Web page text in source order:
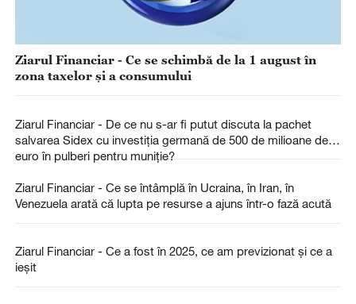
Ziarul Financiar - Ce se schimbă de la 1 august în
zona taxelor şi a consumului
Ziarul Financiar - De ce nu s-ar fi putut discuta la pachet
salvarea Sidex cu investiţia germană de 500 de milioane de
euro în pulberi pentru muniţie?
Ziarul Financiar - Ce se întâmplă în Ucraina, în Iran, în
Venezuela arată că lupta pe resurse a ajuns într-o fază acută
Ziarul Financiar - Ce a fost în 2025, ce am previzionat şi ce a
ieşit